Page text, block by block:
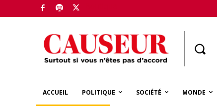
ACCUEIL POLITIQUE SOCIÉTÉ MONDE